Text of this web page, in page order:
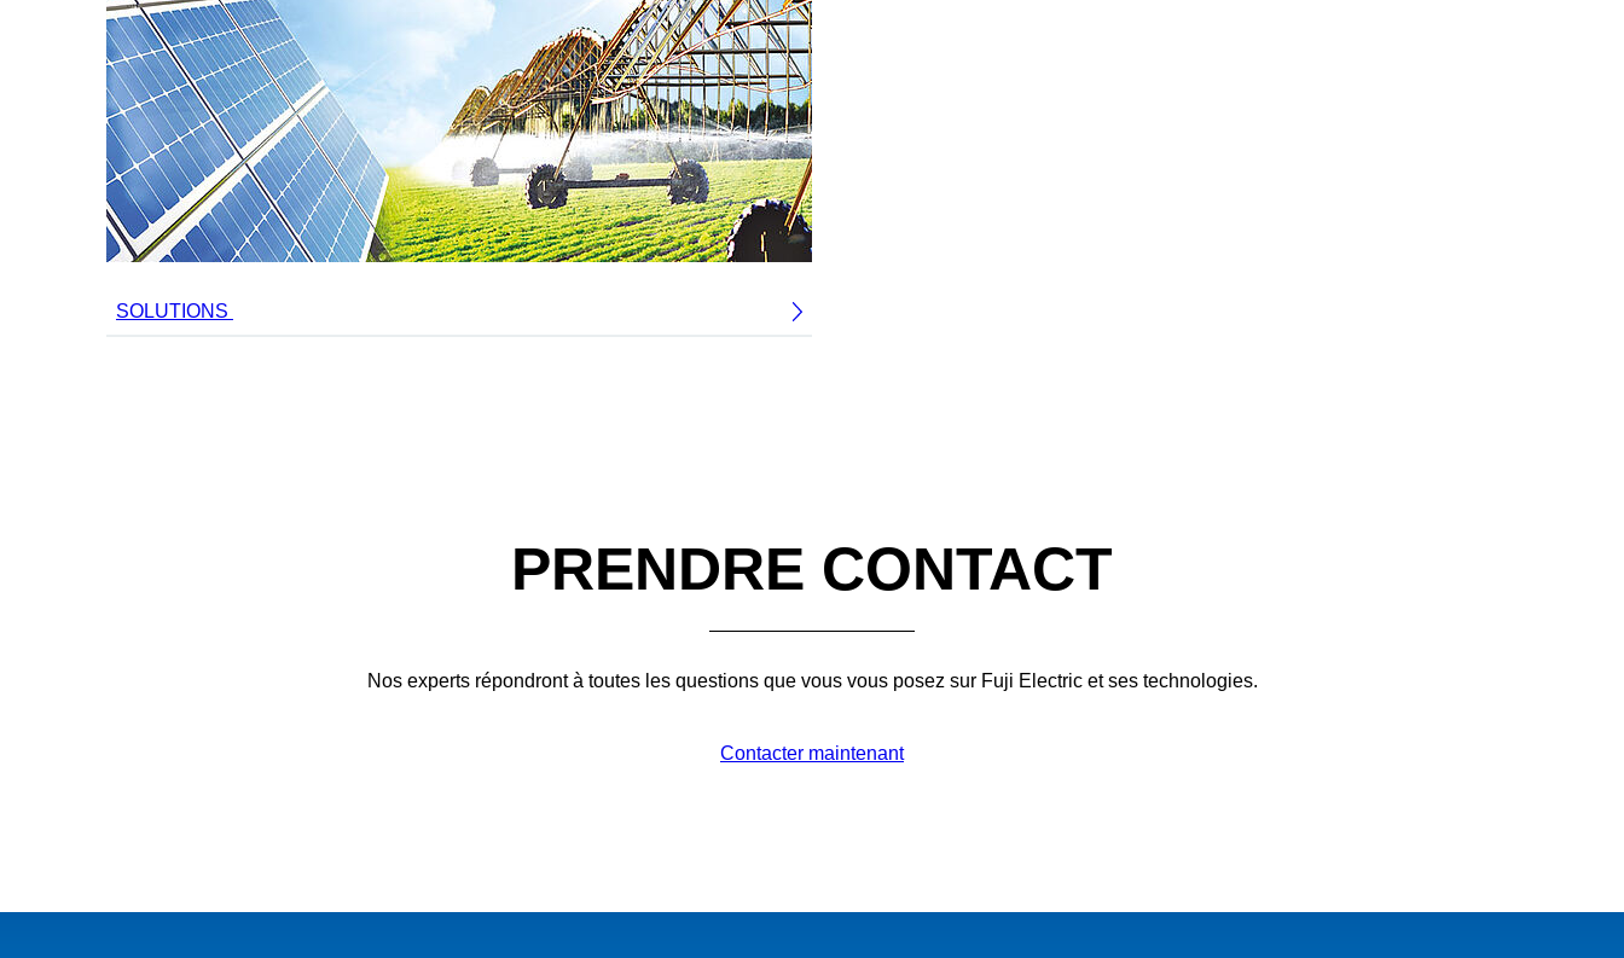
SOLUTIONS
PRENDRE CONTACT
Nos experts répondront à toutes les questions que vous vous posez sur Fuji Electric et ses technologies.
Contacter maintenant